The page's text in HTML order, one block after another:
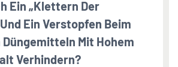
Ein „Klettern Der
Ein Verstopfen Beim
Mit Hohem
Verhindern?